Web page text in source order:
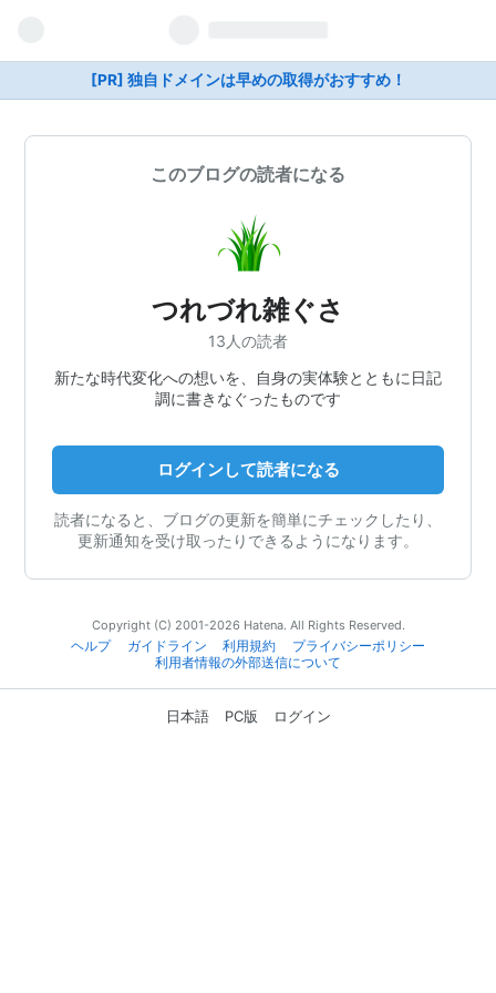
[PR] 独自ドメインは早めの取得がおすすめ！
このブログの読者になる
つれづれ雑ぐさ
13人の読者
新たな時代変化への想いを、自身の実体験とともに日記
調に書きなぐったものです
ログインして読者になる
読者になると、ブログの更新を簡単にチェックしたり、
更新通知を受け取ったりできるようになります。
Copyright (C) 2001-2026 Hatena. All Rights Reserved.
ヘルプ
ガイドライン 利用規約
プライバシーポリシー
利用者情報の外部送信について
日本語 PC版 ログイン